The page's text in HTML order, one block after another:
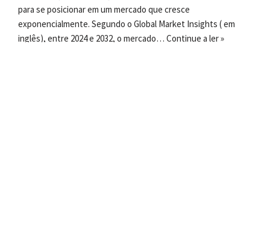
para se posicionar em um mercado que cresce
exponencialmente. Segundo o Global Market Insights ( em
inglês), entre 2024 e 2032, o mercado… Continue a ler »